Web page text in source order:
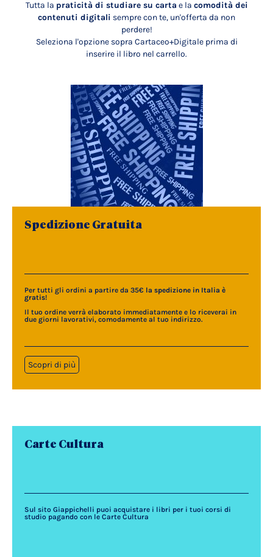
Tutta la praticità di studiare su carta e la comodità dei
contenuti digitali sempre con te, un'offerta da non
perdere!
Seleziona l'opzione sopra Cartaceo+Digitale prima di
inserire il libro nel carrello.
Spedizione Gratuita
Per tutti gli ordini a partire da 35€ la spedizione in Italia è
gratis!
Il tuo ordine verrà elaborato immediatamente e lo riceverai in
due giorni lavorativi, comodamente al tuo indirizzo.
Scopri di più
Carte Cultura
Sul sito Giappichelli puoi acquistare i libri per i tuoi corsi di
studio pagando con le Carte Cultura